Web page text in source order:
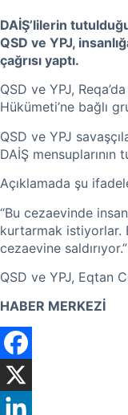
DAİŞ’lilerin
QSD ve YPJ,
çağrısı yaptı.
QSD ve YPJ,
Hükümeti’ne bağlı
QSD ve YPJ
DAİŞ
Açıklamada şu
“Bu cezaevinde
kurtarmak istiyorlar.
cezaevine saldırıyor.”
QSD ve YPJ, Eqtan
HABER MERKEZİ